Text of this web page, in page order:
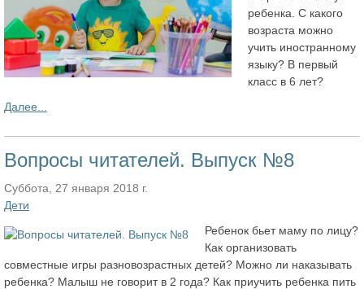
ребенка. С какого
возраста можно
учить иностранному
языку? В первый
класс в 6 лет?
Далее...
Вопросы читателей. Выпуск №8
Суббота, 27 января 2018 г.
Дети
Ребенок бьет маму по лицу?
Как организовать
совместные игры разновозрастных детей? Можно ли наказывать
ребенка? Малыш не говорит в 2 года? Как приучить ребенка пить